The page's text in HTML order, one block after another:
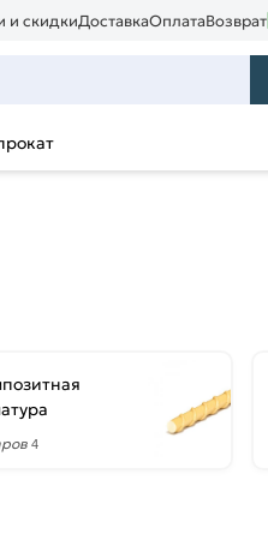
и скидкиДоставкаОплатаВозврат
4